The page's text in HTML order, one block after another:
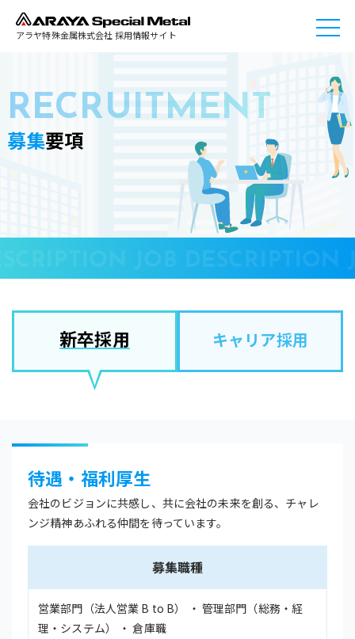
アラヤ特殊金属株式会社 採用情報サイト
RECRUITMENT
募集要項
新卒採用 キャリア採用
待遇・福利厚生
会社のビジョンに共感し、共に会社の未来を創る、チャレ
ンジ精神あふれる仲間を待っています。
募集職種
営業部門（法人営業 B to B） ・ 管理部門（総務・経
理・システム） ・ 倉庫職